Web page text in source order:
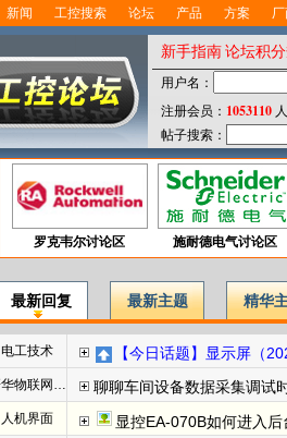
新闻 工控搜索 论坛 产品 方案
新手指南论坛积
用户名：
注册会员： 1053110
帖子搜索：
罗克韦尔讨论区 施耐德电气讨论区
最新回复 最新主题 精华
电工技术 【今日话题】显示屏（
研华物联网论坛 聊聊车间设备数据采集调试
人机界面 显控EA-070B如何进入